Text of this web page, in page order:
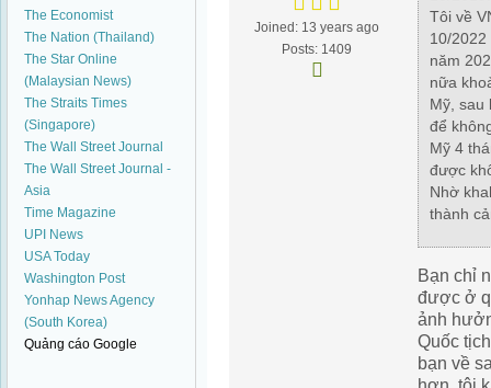
The Economist
The Nation (Thailand)
The Star Online
(Malaysian News)
The Straits Times
(Singapore)
The Wall Street Journal
The Wall Street Journal -
Asia
Time Magazine
UPI News
USA Today
Washington Post
Yonhap News Agency
(South Korea)
Quảng cáo Google
Joined: 13 years ago
Posts: 1409
Tôi về
10/
năm
nữa
Mỹ, sau
để
Mỹ 4
được
Nhờ
thành
Bạn chỉ
được ở
ảnh
Quốc
bạn về